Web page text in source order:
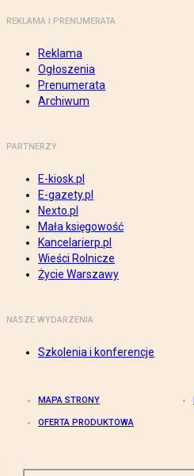
REKLAMA I PRENUMERATA
Reklama
Ogłoszenia
Prenumerata
Archiwum
PARTNERZY
E-kiosk.pl
E-gazety.pl
Nexto.pl
Mała księgowość
Kancelarierp.pl
Wieści Rolnicze
Życie Warszawy
NASZE WYDARZENIA
Szkolenia i konferencje
MAPA STRONY
OFERTA PRODUKTOWA